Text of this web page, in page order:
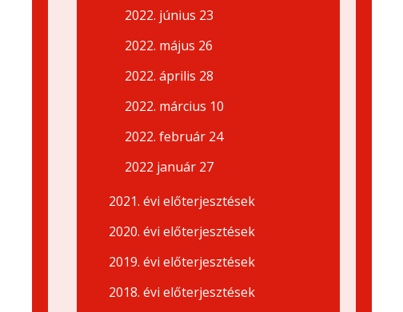
2022. június 23
2022. május 26
2022. április 28
2022. március 10
2022. február 24
2022 január 27
2021. évi előterjesztések
2020. évi előterjesztések
2019. évi előterjesztések
2018. évi előterjesztések